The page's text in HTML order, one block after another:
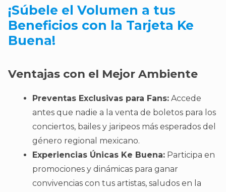
¡Súbele el Volumen a tus
Beneficios con la Tarjeta Ke
Buena!
Ventajas con el Mejor Ambiente
Preventas Exclusivas para Fans: Accede
antes que nadie a la venta de boletos para los
conciertos, bailes y jaripeos más esperados del
género regional mexicano.
Experiencias Únicas Ke Buena: Participa en
promociones y dinámicas para ganar
convivencias con tus artistas, saludos en la